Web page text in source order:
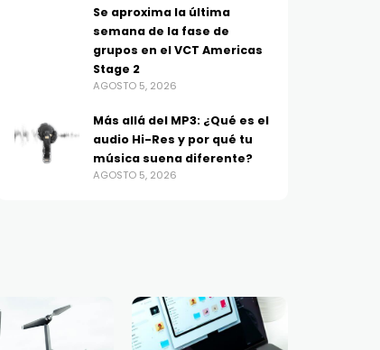
Se aproxima la última
semana de la fase de
grupos en el VCT Americas
Stage 2
AGOSTO 5, 2026
Más allá del MP3: ¿Qué es el
audio Hi-Res y por qué tu
música suena diferente?
AGOSTO 5, 2026